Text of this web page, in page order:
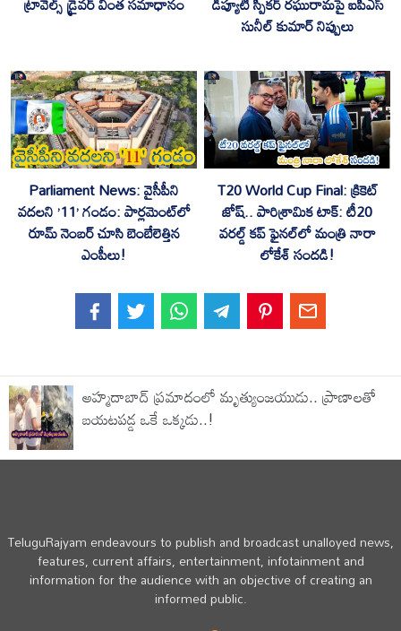
సునీల్ కుమార్ నిప్పులు
Parliament News: వైసీపీని
వదలని ’11’ గండం: పార్లమెంట్‌లో
రూమ్ నెంబర్ చూసి బెంబేలెత్తిన
ఎంపీలు!
T20 World Cup Final: క్రికెట్
జోష్.. పారిశ్రామిక టాక్: టీ20
వరల్డ్ కప్ ఫైనల్‌లో మంత్రి నారా
లోకేశ్ సందడి!
అహ్మదాబాద్ ప్రమాదంలో మృత్యుంజయుడు.. ప్రాణాలతో
బయటపడ్డ ఒకే ఒక్కడు..!
TeluguRajyam endeavours to publish and broadcast unalloyed news,
features, current affairs, entertainment, infotainment and
information for the audience with an objective of creating an
informed public.